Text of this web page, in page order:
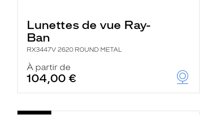
Lunettes de vue Ray-
Ban
RX3447V 2620 ROUND METAL
À partir de
104,00 €